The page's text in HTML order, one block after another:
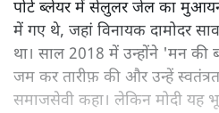
पोर्ट ब्लेयर में सेलुलर जेल का
में गए थे, जहां विनायक दामोदर
था। साल 2018 में उन्होंने 'मन की
जम कर तारीफ़ की और उन्हें
समाजसेवी कहा। लेकिन मोदी यह